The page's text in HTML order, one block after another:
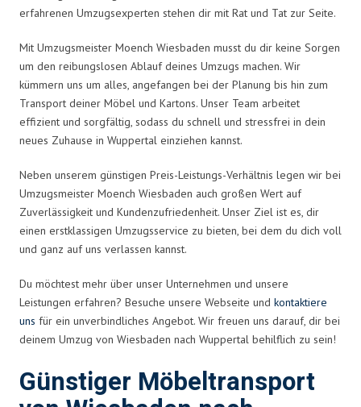
erfahrenen Umzugsexperten stehen dir mit Rat und Tat zur Seite.
Mit Umzugsmeister Moench Wiesbaden musst du dir keine Sorgen
um den reibungslosen Ablauf deines Umzugs machen. Wir
kümmern uns um alles, angefangen bei der Planung bis hin zum
Transport deiner Möbel und Kartons. Unser Team arbeitet
effizient und sorgfältig, sodass du schnell und stressfrei in dein
neues Zuhause in Wuppertal einziehen kannst.
Neben unserem günstigen Preis-Leistungs-Verhältnis legen wir bei
Umzugsmeister Moench Wiesbaden auch großen Wert auf
Zuverlässigkeit und Kundenzufriedenheit. Unser Ziel ist es, dir
einen erstklassigen Umzugsservice zu bieten, bei dem du dich voll
und ganz auf uns verlassen kannst.
Du möchtest mehr über unser Unternehmen und unsere
Leistungen erfahren? Besuche unsere Webseite und kontaktiere
uns für ein unverbindliches Angebot. Wir freuen uns darauf, dir bei
deinem Umzug von Wiesbaden nach Wuppertal behilflich zu sein!
Günstiger Möbeltransport